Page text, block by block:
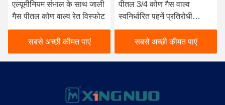
एल्यूमीनियम संभाल के साथ जाली
गैस पीतल कोण वाल्व रेत विस्फोट
सबसे अच्छी कीमत पाएं
पीतल 3/4 कोण गैस वाल्व
स्वनिर्धारित पहनें प्रतिरोधी
BV1005-MF
सबसे अच्छी कीमत पाएं